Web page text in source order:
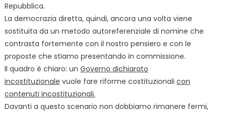
Repubblica.
La democrazia diretta, quindi, ancora una volta viene
sostituita da un metodo autoreferenziale di nomine che
contrasta fortemente con il nostro pensiero e con le
proposte che stiamo presentando in commissione.
Il quadro è chiaro: un Governo dichiarato
incostituzionale vuole fare riforme costituzionali con
contenuti incostituzionali.
Davanti a questo scenario non dobbiamo rimanere fermi,